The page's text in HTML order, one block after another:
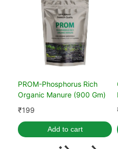
PROM-Phosphorus Rich
Organic Manure (900 Gm)
₹199
Add to cart